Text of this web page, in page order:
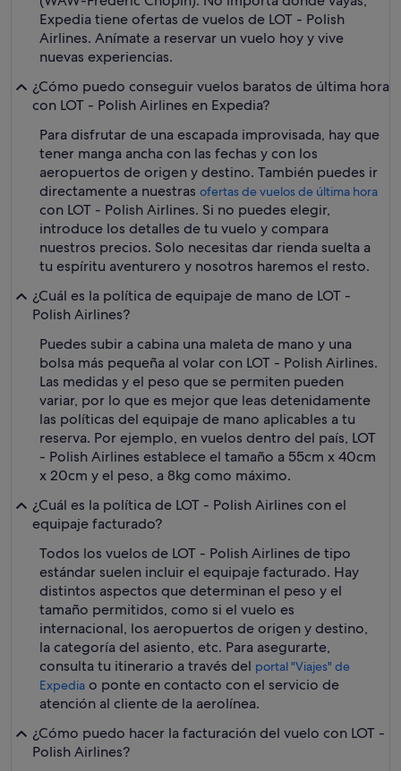
Expedia tiene ofertas de vuelos de LOT - Polish
Airlines. Anímate a reservar un vuelo hoy y vive
nuevas experiencias.
¿Cómo puedo conseguir vuelos baratos de última hora
con LOT - Polish Airlines en Expedia?
Para disfrutar de una escapada improvisada, hay que
tener manga ancha con las fechas y con los
aeropuertos de origen y destino. También puedes ir
directamente a nuestras ofertas de vuelos de última hora
con LOT - Polish Airlines. Si no puedes elegir,
introduce los detalles de tu vuelo y compara
nuestros precios. Solo necesitas dar rienda suelta a
tu espíritu aventurero y nosotros haremos el resto.
¿Cuál es la política de equipaje de mano de LOT -
Polish Airlines?
Puedes subir a cabina una maleta de mano y una
bolsa más pequeña al volar con LOT - Polish Airlines.
Las medidas y el peso que se permiten pueden
variar, por lo que es mejor que leas detenidamente
las políticas del equipaje de mano aplicables a tu
reserva. Por ejemplo, en vuelos dentro del país, LOT
- Polish Airlines establece el tamaño a 55cm x 40cm
x 20cm y el peso, a 8kg como máximo.
¿Cuál es la política de LOT - Polish Airlines con el
equipaje facturado?
Todos los vuelos de LOT - Polish Airlines de tipo
estándar suelen incluir el equipaje facturado. Hay
distintos aspectos que determinan el peso y el
tamaño permitidos, como si el vuelo es
internacional, los aeropuertos de origen y destino,
la categoría del asiento, etc. Para asegurarte,
consulta tu itinerario a través del portal "Viajes" de
Expedia o ponte en contacto con el servicio de
atención al cliente de la aerolínea.
¿Cómo puedo hacer la facturación del vuelo con LOT -
Polish Airlines?